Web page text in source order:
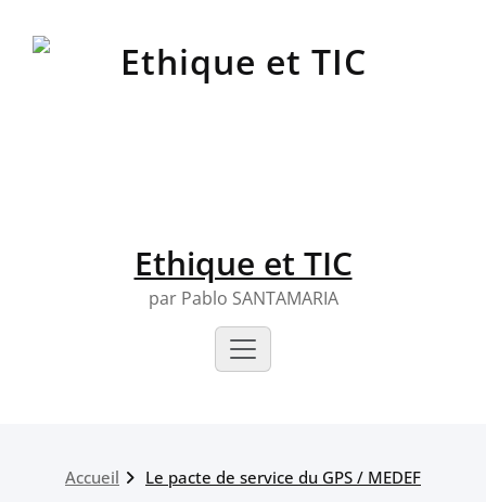
Ethique et TIC
par Pablo SANTAMARIA
Accueil Le pacte de service du GPS / MEDEF